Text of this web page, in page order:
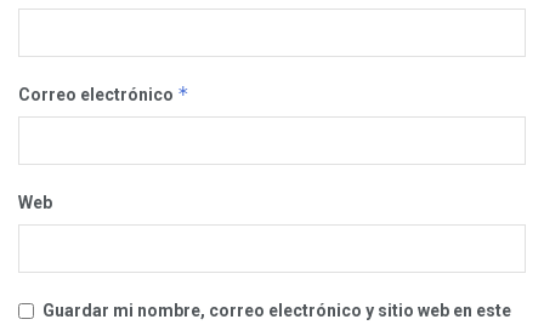
Correo electrónico *
Web
Guardar mi nombre, correo electrónico y sitio web en este